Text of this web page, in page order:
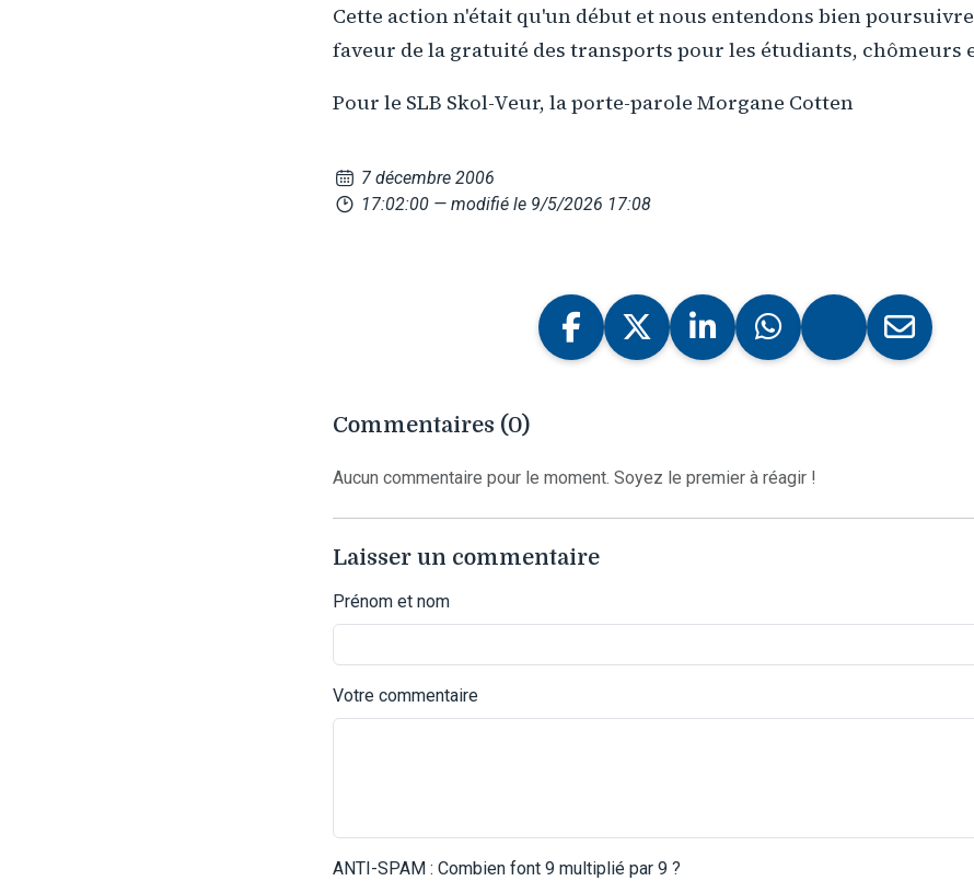
Cette action n'était qu'un début et nous entendons bien
faveur de la gratuité des transports pour les étudiants, chômeurs
Pour le SLB Skol-Veur, la porte-parole Morgane Cotten
7 décembre 2006
17:02:00 — modifié le 9/5/2026 17:08
Commentaires (0)
Aucun commentaire pour le moment. Soyez le premier à réagir !
Laisser un commentaire
Prénom et nom
Votre commentaire
ANTI-SPAM : Combien font 9 multiplié par 9 ?